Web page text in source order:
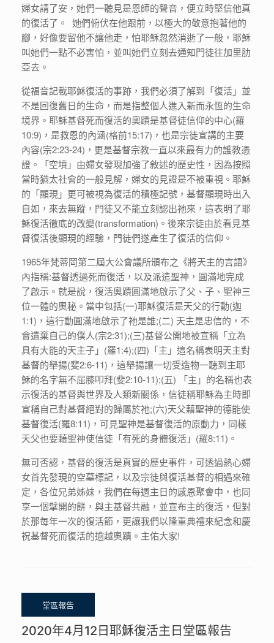
婦女請了安，她們一聽見是恩師的聲音，便立時堅信他真
的復活了。 她們俯伏在他跟前，以極大的敬意抱著他的
腳，好像要留他不讓他走，怕耶穌忽然消逝了一般，耶穌
叫她們一點不必害怕，並叫她們立刻去通知門徒往加里肋
亞去。
從福音記載耶穌復活的事跡，我們必須了解到「復活」並
不是回復舊日的生命，而是指整個人進入新而永恆的生命
境界。耶穌基督死而復活的奧蹟是基督徒信仰的中心(羅
10:9)，是救恩的內涵(格前15:17)，也是宗徒宣講的主要
內容(宗2:23-24)，更是基督宗教一直以來最有力的護教憑
證。「空墳」由婦女發現加強了敘述的歷史性，因為按照
當時猶太社會的一般見解，婦女的見證是不被重視。耶穌
的「顯現」更可被視為復活的積極記號，基督顯現時出入
自如，來去無蹤，門徒又不能立刻認出祂來，這表明了耶
穌復活徹底的改變(transformation)。後來宗徒由於看見基
督復活後顯現的經驗，門徒們遂產生了復活的信仰。
1965年梵蒂岡第二屆大公會議所頒布之《將天主的言語》
內指稱:基督透過死而復活，以及派遣聖神，圓滿地完成
了啟示。就是說，復活奧蹟圓滿地啟示了父、子、聖神三
位一體的奧秘。當中包括(一)耶穌復活是天父的行動(迦
1:1)，這行動圓滿地啟示了祂是誰;(二) 天主是忠信的，不
會遺棄自己的僕人(宗2:31);(三)基督公開地被宣稱「立為
具有大能的天主子」(羅1:4);(四)「主」這名稱表明天主對
基督的舉揚(斐2:6-11)，這舉揚讓一切受造物一聽到主耶
穌的名字無不屈膝叩拜(斐2:10-11);(五) 「主」的名稱也表
示復活的基督與世界及人類新關係，信徒稱耶穌為主時即
宣稱自己對基督絕對的歸屬於祂;(六)天父藉聖神的德能使
基督復活(羅8:11)，可見聖神是基督復活的原動力，同樣
天父也要藉聖神使信徒「有死的身體復活」(羅8:11)。
無可否認，基督的復活是真實的歷史事件，可透過熱心婦
女首先發現的空墓標記，以及宗徒與復活基督的相遇來確
定，各位兄弟姊妹，我們在每週主日的感恩聚會中，也同
享一個擘開的餅，與主基督共融，並宣布主的復活，但對
於那每年一次的復活節，更讓我們以隆重典禮來紀念和慶
祝基督死而復活的逾越奧蹟。主佑大家!
2020年4月12日耶穌復活主日堂區報告